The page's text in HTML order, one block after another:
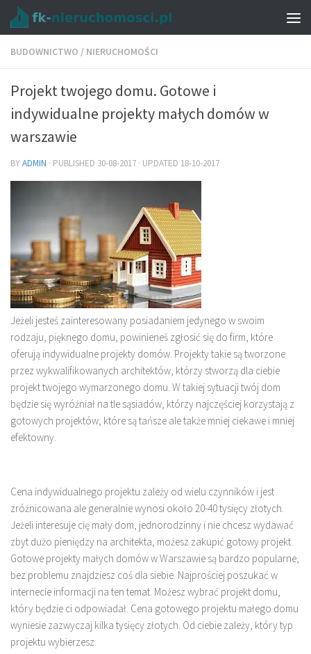
BUDOWNICTWO / NIERUCHOMOŚCI
Projekt twojego domu. Gotowe i
indywidualne projekty małych domów w
warszawie
BYADMIN · PUBLISHED 30-08-2017 · UPDATED 18-10-2017
Jeżeli jesteś zainteresowany posiadaniem jedynego w swoim
rodzaju, pięknego domu, powinieneś zgłosić się do firm, które
oferują indywidualne projekty domów. Projekty takie są tworzone
przez wykwalifikowanych architektów, którzy stworzą dla ciebie
projekt twojego wymarzonego domu. W takiej sytuacji twój dom
będzie się wyróżniał na tle sąsiadów, którzy najczęściej korzystają z
gotowych projektów, które są tańsze ale także mniej ciekawe i mniej
efektowny.
Cena indywidualnego projektu zależy od wielu czynników i jest
zróżnicowana ale generalnie wynosi około 20-40 tysięcy złotych.
Jeżeli interesuje cię mały dom, jednorodzinny i nie chcesz wydawać
zbyt dużo pieniędzy na architekta, możesz zakupić gotowy projekt.
Gotowe projekty małych domów w Warszawie są bardzo popularne,
bez problemu znajdziesz coś dla siebie. Najprościej poszukać w
internecie informacji na ten temat. Możesz wybrać projekt domu,
który będzie ci odpowiadał. Cena gotowego projektu małego domu
wyniesie zazwyczaj kilka tysięcy złotych. Od ciebie zależy, który typ
projektu wybierzesz.